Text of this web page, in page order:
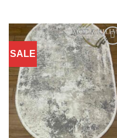
SALE
Додати
до
обраного